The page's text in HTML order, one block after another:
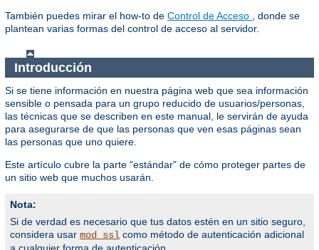
También puedes mirar el how-to de Control de Acceso
, donde se
plantean varias formas del control de acceso al servidor.
Introducción
Si se tiene información en nuestra página web que sea información
sensible o pensada para un grupo reducido de usuarios/personas,
las técnicas que se describen en este manual, le servirán de ayuda
para asegurarse de que las personas que ven esas páginas sean
las personas que uno quiere.
Este artículo cubre la parte "estándar" de cómo proteger partes de
un sitio web que muchos usarán.
Nota:
Si de verdad es necesario que tus datos estén en un sitio seguro,
considera usar mod_ssl como método de autenticación adicional